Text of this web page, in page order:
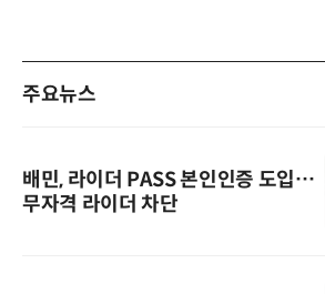
주요뉴스
배민, 라이더 PASS 본인인증 도입…
무자격 라이더 차단